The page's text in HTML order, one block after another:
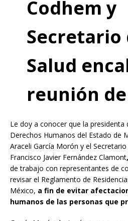
Codhem y
Secretario
Salud
reunión
Le doy a conocer que la presidenta
Derechos Humanos del Estado de
Araceli García Morón y el
Francisco Javier Fernández Clamont
de trabajo con representantes de
revisar el Reglamento de
México, a fin de evitar
humanos de las personas que